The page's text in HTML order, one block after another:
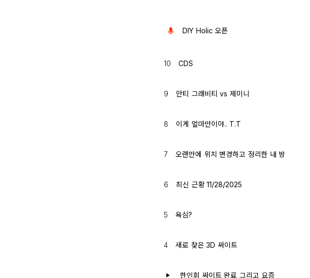
DIY Holic 오픈
10 CDS
9 안티 그래비티 vs 제미니
8 이게 얼마만이야.. T.T
7 오랜만에 위치 변경하고 정리한 내 방
6 최신 근황 11/28/2025
5 욕심?
4 새로 찾은 3D 싸이트
한인회 싸이트 완료 그리고 요즘